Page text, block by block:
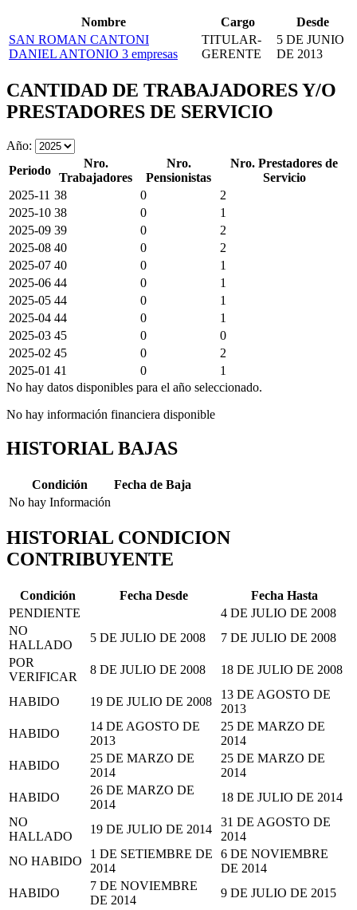
Nombre Cargo
Desde
SAN ROMAN CANTONI
DANIEL ANTONIO 3 empresas
TITULAR-
GERENTE
5 DE JUNIO
DE 2013
CANTIDAD DE TRABAJADORES Y/O
PRESTADORES DE SERVICIO
Año:
Periodo
Nro.
Trabajadores
Nro.
Pensionistas
Nro. Prestadores de
Servicio
2025-11 38 0
2
2025-10 38 0
1
2025-09 39 0
2
2025-08 40 0
2
2025-07 40 0
1
2025-06 44 0
1
2025-05 44 0
1
2025-04 44 0
1
2025-03 45 0
0
2025-02 45 0
2
2025-01 41 0
1
No hay datos disponibles para el año seleccionado.
No hay información financiera disponible
HISTORIAL BAJAS
Condición
Fecha de Baja
No hay Información
HISTORIAL CONDICION
CONTRIBUYENTE
Condición Fecha Desde
Fecha Hasta
PENDIENTE
4 DE JULIO DE 2008
NO
HALLADO
5 DE JULIO DE 2008
7 DE JULIO DE 2008
POR
VERIFICAR
8 DE JULIO DE 2008 18 DE JULIO DE 2008
HABIDO 19 DE JULIO DE 2008
13 DE AGOSTO DE
2013
HABIDO
14 DE AGOSTO DE
2013
25 DE MARZO DE
2014
HABIDO
25 DE MARZO DE
2014
25 DE MARZO DE
2014
HABIDO
26 DE MARZO DE
2014
18 DE JULIO DE 2014
NO
HALLADO
19 DE JULIO DE 2014
31 DE AGOSTO DE
2014
NO HABIDO
1 DE SETIEMBRE DE
2014
6 DE NOVIEMBRE
DE 2014
HABIDO
7 DE NOVIEMBRE
DE 2014
9 DE JULIO DE 2015